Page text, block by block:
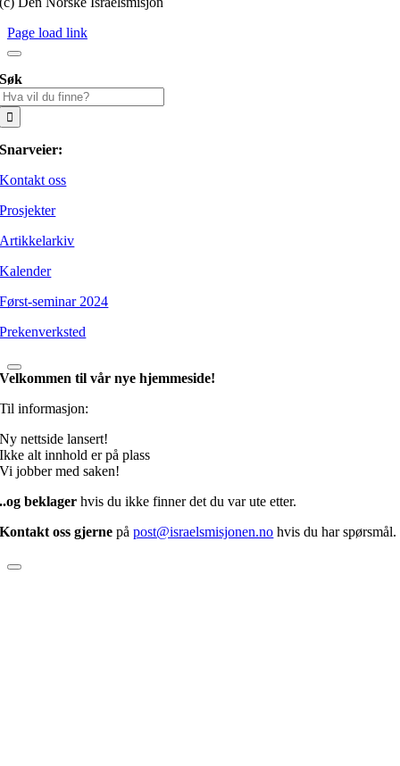
Page load link
Søk
Snarveier:
Kontakt oss
Prosjekter
Artikkelarkiv
Kalender
Først-seminar 2024
Prekenverksted
Velkommen til vår nye hjemmeside!
Til informasjon:
Ny nettside lansert!
Ikke alt innhold er på plass
Vi jobber med saken!
..og beklager hvis du ikke finner det du var ute etter.
Kontakt oss gjerne påpost@israelsmisjonen.no hvis du har spørsmål.